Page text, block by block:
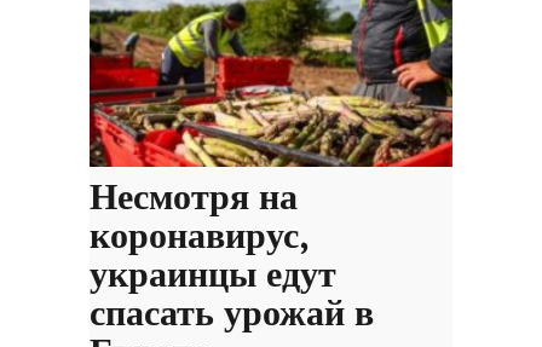
Несмотря на
коронавирус,
украинцы едут
спасать урожай в